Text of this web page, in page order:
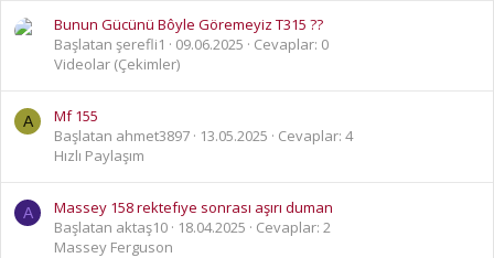
Bunun Gücünü Bôyle Göremeyiz T315 ??
Başlatan şerefli1
09.06.2025
Cevaplar: 0
Videolar (Çekimler)
A
Mf 155
Başlatan ahmet3897
13.05.2025
Cevaplar: 4
Hızlı Paylaşım
A
Massey 158 rektefıye sonrası aşırı duman
Başlatan aktaş10
18.04.2025
Cevaplar: 2
Massey Ferguson